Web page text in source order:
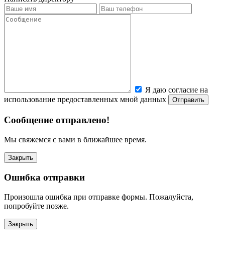
Я даю согласие на
использование предоставленных мной данных
Сообщение отправлено!
Мы свяжемся с вами в ближайшее время.
Закрыть
Ошибка отправки
Произошла ошибка при отправке формы. Пожалуйста,
попробуйте позже.
Закрыть